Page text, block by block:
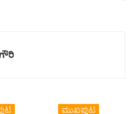
ಗೌರಿ
ಮುಖಪುಟ